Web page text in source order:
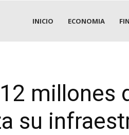
INICIO ECONOMIA
millones
su